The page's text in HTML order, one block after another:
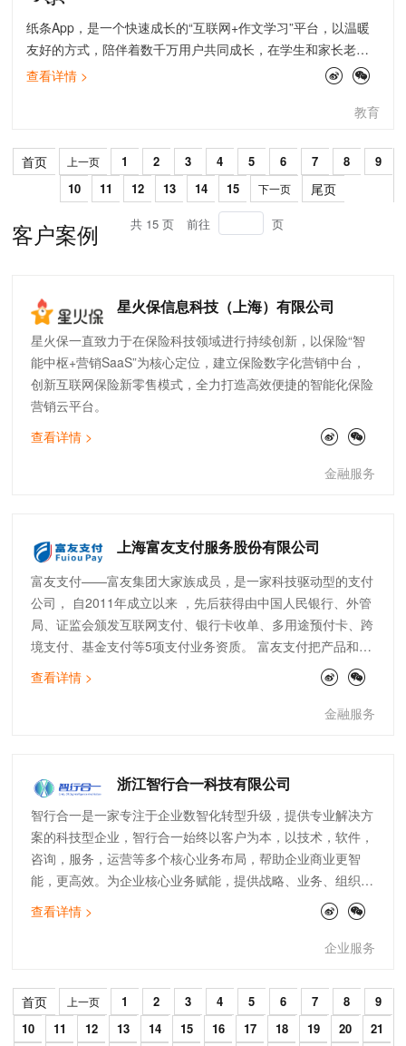
纸条App，是一个快速成长的“互联网+作文学习”平台，以温暖
友好的方式，陪伴着数千万用户共同成长，在学生和家长老师
群体中拥有广泛的品牌辨识度与知名度。纸条希望以一种简单
查看详情 >
教育
首页 上一页 1 2 3 4 5 6 7 8
9
10
11 12 13 14 15 下一页 尾页
共 15 页 前往 页
客户案例
星火保信息科技（上海）有限公司
星火保一直致力于在保险科技领域进行持续创新，以保险“智
能中枢+营销SaaS”为核心定位，建立保险数字化营销中台，
创新互联网保险新零售模式，全力打造高效便捷的智能化保险
营销云平台。
查看详情 >
金融服务
上海富友支付服务股份有限公司
富友支付——富友集团大家族成员，是一家科技驱动型的支付
公司， 自2011年成立以来 ，先后获得由中国人民银行、外管
局、证监会颁发互联网支付、银行卡收单、多用途预付卡、跨
境支付、基金支付等5项支付业务资质。 富友支付把产品和服
务衍生到各类企业场景中， 为他们提供科技与支付结合的赋
能服务， 包含智能收银终端、扫码支付、手机认证快捷、协
议支付、基金申购支付、代收/代付、收汇/付汇、信用卡还款
查看详情 >
金融服务
浙江智行合一科技有限公司
智行合一是一家专注于企业数智化转型升级，提供专业解决方
案的科技型企业，智行合一始终以客户为本，以技术，软件，
咨询，服务，运营等多个核心业务布局，帮助企业商业更智
能，更高效。为企业核心业务赋能，提供战略、业务、组织、
技术和运营全链路，全要素，全场景全触点，全网全渠道，全
生命周期解构，重构和持续优化服务，为数智化商业赋能增
查看详情 >
企业服务
首页 上一页 1 2 3 4 5 6 7 8
9
10
11 12 13 14 15 16 17 18 19 20
21